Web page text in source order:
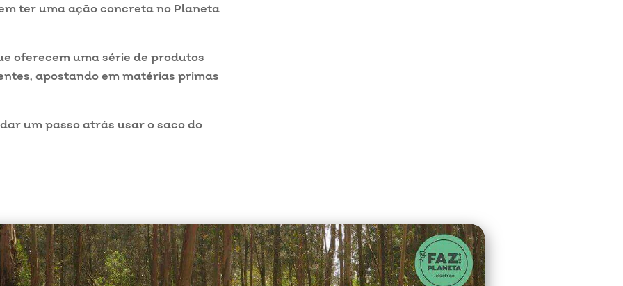
ter uma ação concreta no Planeta
oferecem uma série de produtos
apostando em matérias primas
um passo atrás usar o saco do